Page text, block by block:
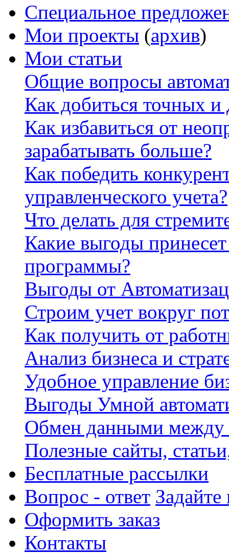
Специальное
Мои проекты (архив)
Мои статьи
Общие вопросы
Как добиться точных
Как избавиться от
зарабатывать больше?
Как победить
управленческого учета?
Что делать для
Какие выгоды
программы?
Выгоды от
Строим учет вокруг
Как получить от
Анализ бизнеса и
Удобное управление
Выгоды Умной
Обмен данными между
Полезные сайты,
Бесплатные рассылки
Вопрос - ответ
Оформить заказ
Контакты